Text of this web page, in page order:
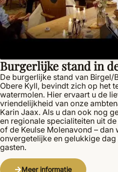
Burgerlijke stand in
De burgerlijke stand van Birgel/
Obere Kyll, bevindt zich op het
watermolen. Hier ervaart u de
vriendelijkheid van onze
Karin Jaax. Als u dan ook nog
en regionale specialiteiten uit
of de Keulse Molenavond – dan
onvergetelijke en gelukkige
gasten.
Meer informatie